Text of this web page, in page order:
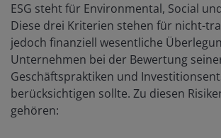
ESG steht für Environmental, Social
Diese drei Kriterien stehen für nicht-
jedoch finanziell wesentliche
Unternehmen bei der Bewertung
Geschäftspraktiken und
berücksichtigen sollte. Zu diesen
gehören: